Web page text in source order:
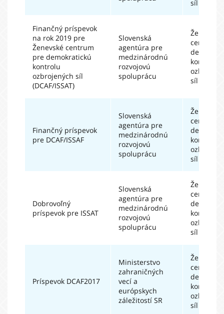
síl
Finančný príspevok
na rok 2019 pre
Ženevské centrum
pre demokratickú
kontrolu
ozbrojených síl
(DCAF/ISSAT)
Slovenská
agentúra pre
medzinárodnú
rozvojovú
spoluprácu
Ženevské
centrum
kontrolu
síl
Finančný príspevok
pre DCAF/ISSAF
Slovenská
agentúra pre
medzinárodnú
rozvojovú
spoluprácu
Ženevské
centrum
kontrolu
síl
Dobrovoľný
príspevok pre ISSAT
Slovenská
agentúra pre
medzinárodnú
rozvojovú
spoluprácu
Ženevské
centrum
kontrolu
síl
Príspevok DCAF2017
Ministerstvo
zahraničných
vecí a
európskych
záležitostí SR
Ženevské
centrum
kontrolu
síl